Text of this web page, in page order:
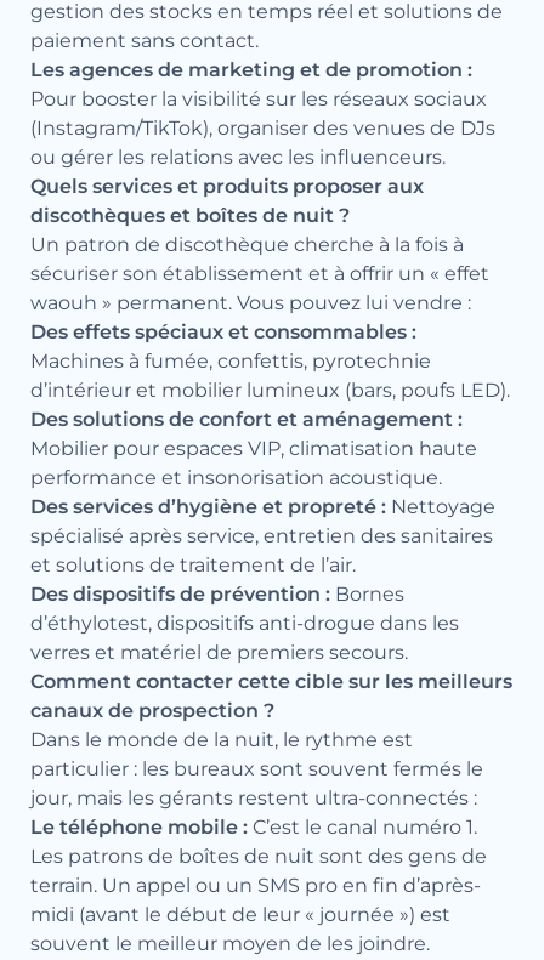
gestion des stocks en temps réel et solutions de
paiement sans contact.
Les agences de marketing et de promotion :
Pour booster la visibilité sur les réseaux sociaux
(Instagram/TikTok), organiser des venues de DJs
ou gérer les relations avec les influenceurs.
Quels services et produits proposer aux
discothèques et boîtes de nuit ?
Un patron de discothèque cherche à la fois à
sécuriser son établissement et à offrir un « effet
waouh » permanent. Vous pouvez lui vendre :
Des effets spéciaux et consommables :
Machines à fumée, confettis, pyrotechnie
d’intérieur et mobilier lumineux (bars, poufs LED).
Des solutions de confort et aménagement :
Mobilier pour espaces VIP, climatisation haute
performance et insonorisation acoustique.
Des services d’hygiène et propreté : Nettoyage
spécialisé après service, entretien des sanitaires
et solutions de traitement de l’air.
Des dispositifs de prévention : Bornes
d’éthylotest, dispositifs anti-drogue dans les
verres et matériel de premiers secours.
Comment contacter cette cible sur les meilleurs
canaux de prospection ?
Dans le monde de la nuit, le rythme est
particulier : les bureaux sont souvent fermés le
jour, mais les gérants restent ultra-connectés :
Le téléphone mobile : C’est le canal numéro 1.
Les patrons de boîtes de nuit sont des gens de
terrain. Un appel ou un SMS pro en fin d’après-
midi (avant le début de leur « journée ») est
souvent le meilleur moyen de les joindre.